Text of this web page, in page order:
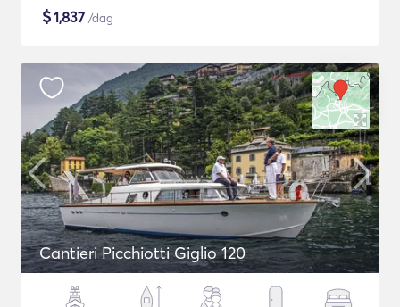
$1,837 /dag
Cantieri Picchiotti Giglio 120